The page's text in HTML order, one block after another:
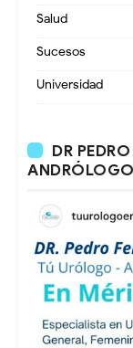
Salud
Sucesos
Universidad
DR
ANDRÓLOGO